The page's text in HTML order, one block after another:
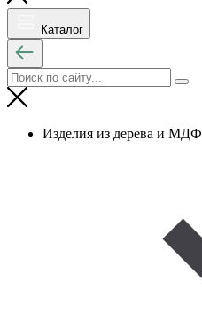
Каталог
Изделия из дерева и МДФ